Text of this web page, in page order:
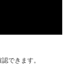
できます。